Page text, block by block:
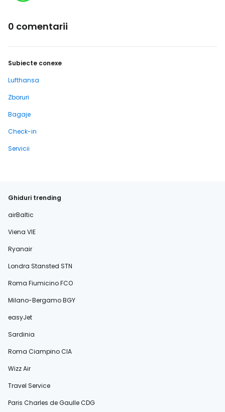
0 comentarii
Subiecte conexe
Lufthansa
Zboruri
Bagaje
Check-in
Servicii
Ghiduri trending
airBaltic
Viena VIE
Ryanair
Londra Stansted STN
Roma Fiumicino FCO
Milano-Bergamo BGY
easyJet
Sardinia
Roma Ciampino CIA
Wizz Air
Travel Service
Paris Charles de Gaulle CDG